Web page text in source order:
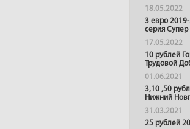
18.05.2022
3 евро
серия
17.05.2022
10 рублей
Трудовой
01.06.2021
3,10 ,50
Нижний
31.03.2021
25 рублей